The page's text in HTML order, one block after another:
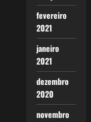
fevereiro
2021
janeiro
2021
dezembro
2020
novembro